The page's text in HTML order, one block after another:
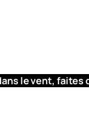
le vent, faites